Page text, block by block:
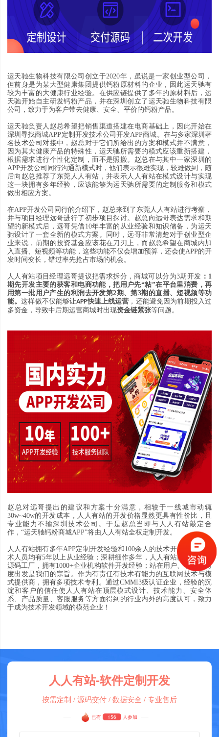
运天驰生物科技有限公司创立于2020年 ， 虽说是一家创业型公司
，
但前身是为某大型健康集团提供钙粉原材料的企业 ， 因此运天驰有
较为丰富的大健康行业经验。 在供应链提供了多年的原材料后 ，运
天驰开始自主研发钙粉产品 ， 并在深圳创立了运天驰生物科技有限
公司
， 致力于为客户带去健康、 安全、 平价的钙粉产品。
运天驰负责人赵总希望把销售渠道搭建在电商基础上 ， 因此开始在
深圳寻找商城APP定制开发技术公司开发APP商城。 在与多家深圳著
名技术公司对接中 ， 赵总对于它们所给出的方案和模式并不满意 ，
因为其大健康产品的特殊性 ， 运天驰所需要的模式应该重新搭建 ，
根据需求进行个性化定制
， 而不是照搬。 赵总在与其中一家深圳的
APP开发公司同行沟通新模式时 ，他们表示很难实现 ， 较难做到 ， 随
后向赵总推荐了东莞人人有站 ， 并表示人人有站在模式设计与实现
这一块拥有多年经验 ， 应该能够为运天驰所需要的定制服务和模式
做出相应方案。
在APP开发公司同行的介绍下 ， 赵总来到了东莞人人有站进行考察 ，
并与项目经理远哥进行了初步项目探讨。 赵总向远哥表达需求和期
望的新模式后 ，远哥凭借10年丰富的从业经验和知识储备 ， 为运天
驰设计了一套全新的模式方案 。 同时 ，远哥非常清楚对于创业型企
业来说 ， 前期的投资基金应该花在刀刃上 ， 而赵总希望在商城内加
入直播、 短视频等功能 ， 这些功能不仅会增加预算 ， 还会使APP的开
发时间变长 ， 错过率先抢占市场的机会。
人人有站项目经理远哥提议把需求拆分 ，商城可以分为3期开发 ：1
期先开发主要的获客和电商功能，把用户先“粘”在平台里消费 ，再
用第一批用户产生的利润去开发第2期 、第3期的直播、短视频等功
能。这样做不仅能够让APP快速上线运营 ， 还能避免因为前期投入过
多资金 ， 导致中后期运营商城时出现资金链紧张等问题。
赵总对远哥提出的建议和方案十分满意 ， 相较于一线城市动辄
30w~40w的开发成本 ， 人人有站的开发价格显然更具有性价比 ，
且
专业能力不输深圳技术公司 。于是赵总当即与人人有站敲定合
作 ，“运天驰钙粉商城APP”将由人人有站全权定制开发。
人人有站拥有多年APP定制 开发经验和 100余人的技术开发团队，
术人员均有5年以上 从业经验 ；深耕细作多年 ， 人人有站已成为大型
源码工厂 ， 拥有1000+企业机构软件开发经验； 站在用户、客户的角
度出发是我们的宗旨 。作为有责任有技术有能力的互联网技术与模
式提供商 ， 拥有多项技术专利 。通过CMMI3级认证企业， 经验的沉
淀和客户的信任使人人有站在顶层模式设计、技术能力 、安全体
系、 产品质量、客服服务等方面得到的行业内外的高度认可 ， 致力
于成为技术开发领域的模范企业 ！
人人有站-软件定制开发
按需定制 / 源码交付 / 数据安全 / 专业售后
已有 156 人参加